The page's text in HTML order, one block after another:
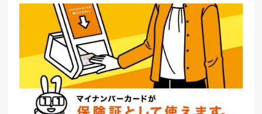
薬局紹介
お知らせ
法人概要
お問い合わせ